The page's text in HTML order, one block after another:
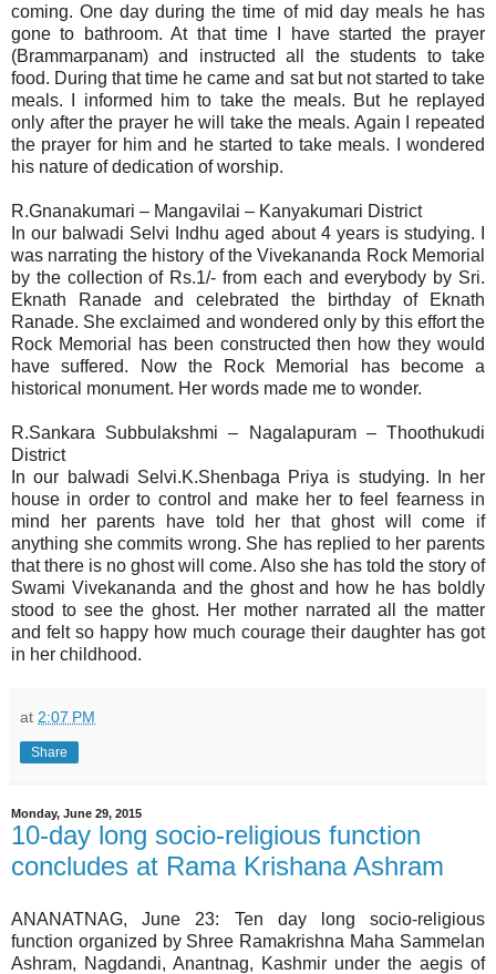
coming. One day during the time of mid day meals he has
gone to bathroom. At that time I have started the prayer
(Brammarpanam) and instructed all the students to take
food. During that time he came and sat but not started to take
meals. I informed him to take the meals. But he replayed
only after the prayer he will take the meals. Again I repeated
the prayer for him and he started to take meals. I wondered
his nature of dedication of worship.
R.Gnanakumari – Mangavilai – Kanyakumari District
In our balwadi Selvi Indhu aged about 4 years is studying. I
was narrating the history of the Vivekananda Rock Memorial
by the collection of Rs.1/- from each and everybody by Sri.
Eknath Ranade and celebrated the birthday of Eknath
Ranade. She exclaimed and wondered only by this effort the
Rock Memorial has been constructed then how they would
have suffered. Now the Rock Memorial has become a
historical monument. Her words made me to wonder.
R.Sankara Subbulakshmi – Nagalapuram – Thoothukudi
District
In our balwadi Selvi.K.Shenbaga Priya is studying. In her
house in order to control and make her to feel fearness in
mind her parents have told her that ghost will come if
anything she commits wrong. She has replied to her parents
that there is no ghost will come. Also she has told the story of
Swami Vivekananda and the ghost and how he has boldly
stood to see the ghost. Her mother narrated all the matter
and felt so happy how much courage their daughter has got
in her childhood.
at 2:07 PM
Share
Monday, June 29, 2015
10-day long socio-religious function
concludes at Rama Krishana Ashram
ANANATNAG, June 23: Ten day long socio-religious
function organized by Shree Ramakrishna Maha Sammelan
Ashram, Nagdandi, Anantnag, Kashmir under the aegis of